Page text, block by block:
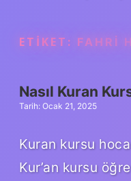
ETIKET: FAHRI
Nasıl Kuran
Tarih: Ocak 21, 2025
Kuran kursu
Kur’an kursu